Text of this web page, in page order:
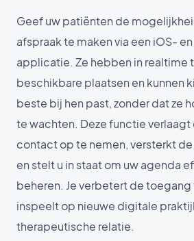
Geef uw patiënten de
afspraak te maken via een iOS-
applicatie. Ze hebben in realtime
beschikbare plaatsen en kunnen
beste bij hen past, zonder dat ze
te wachten. Deze functie
contact op te nemen, versterkt
en stelt u in staat om uw agenda
beheren. Je verbetert de
inspeelt op nieuwe digitale
therapeutische relatie.